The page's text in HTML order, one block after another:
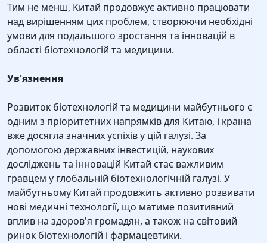
Тим не менш, Китай продовжує активно працювати
над вирішенням цих проблем, створюючи необхідні
умови для подальшого зростання та інновацій в
області біотехнологій та медицини.
Ув'язнення
Розвиток біотехнологій та медицини майбутнього є
одним з пріоритетних напрямків для Китаю, і країна
вже досягла значних успіхів у цій галузі. За
допомогою державних інвестицій, наукових
досліджень та інновацій Китай стає важливим
гравцем у глобальній біотехнологічній галузі. У
майбутньому Китай продовжить активно розвивати
нові медичні технології, що матиме позитивний
вплив на здоров'я громадян, а також на світовий
ринок біотехнологій і фармацевтики.